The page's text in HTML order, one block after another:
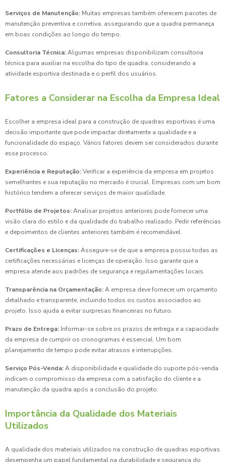
Serviços de Manutenção: Muitas empresas também oferecem pacotes de
manutenção preventiva e corretiva, assegurando que a quadra permaneça
em boas condições ao longo do tempo.
Consultoria Técnica:Algumas empresas disponibilizam consultoria
técnica para auxiliar na escolha do tipo de quadra, considerando a
atividade esportiva destinada e o perfil dos usuários.
Fatores a Considerar na Escolha da Empresa Ideal
Escolher a empresa ideal para a construção de quadras esportivas é uma
decisão importante que pode impactar diretamente a qualidade e a
funcionalidade do espaço. Vários fatores devem ser considerados durante
esse processo.
Experiência e Reputação:Verificar a experiência da empresa em projetos
semelhantes e sua reputação no mercado é crucial. Empresas com um bom
histórico tendem a oferecer serviços de maior qualidade.
Portfólio de Projetos:Analisar projetos anteriores pode fornecer uma
visão clara do estilo e da qualidade do trabalho realizado. Pedir referências
e depoimentos de clientes anteriores também é recomendável.
Certificações e Licenças:Assegure-se de que a empresa possui todas as
certificações necessárias e licenças de operação. Isso garante que a
empresa atende aos padrões de segurança e regulamentações locais.
Transparência na Orçamentação:A empresa deve fornecer um orçamento
detalhado e transparente, incluindo todos os custos associados ao
projeto. Isso ajuda a evitar surpresas financeiras no futuro.
Prazo de Entrega: Informar-se sobre os prazos de entrega e a capacidade
da empresa de cumprir os cronogramas é essencial. Um bom
planejamento de tempo pode evitar atrasos e interrupções.
Serviço Pós-Venda:A disponibilidade e qualidade do suporte pós-venda
indicam o compromisso da empresa com a satisfação do cliente e a
manutenção da quadra após a conclusão do projeto.
Importância da Qualidade dos Materiais
Utilizados
A qualidade dos materiais utilizados na construção de quadras esportivas
desempenha um papel fundamental na durabilidade e segurança do